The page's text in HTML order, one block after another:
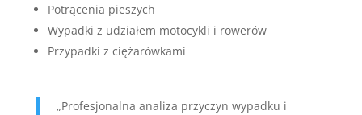
Potrącenia pieszych
Wypadki z udziałem motocykli i rowerów
Przypadki z ciężarówkami
„Profesjonalna analiza przyczyn wypadku i